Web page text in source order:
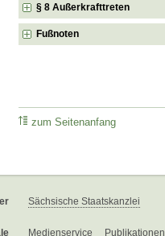
§ 8 Außerkrafttreten
Fußnoten
zum Seitenanfang
Sächsische Staatskanzlei
Medienservice Publikationen